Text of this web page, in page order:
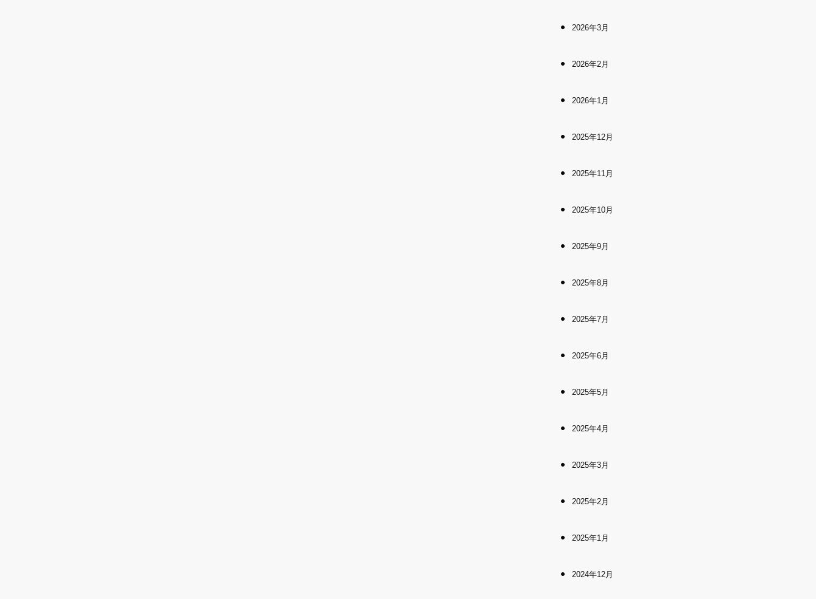
2026年3月
2026年2月
2026年1月
2025年12月
2025年11月
2025年10月
2025年9月
2025年8月
2025年7月
2025年6月
2025年5月
2025年4月
2025年3月
2025年2月
2025年1月
2024年12月